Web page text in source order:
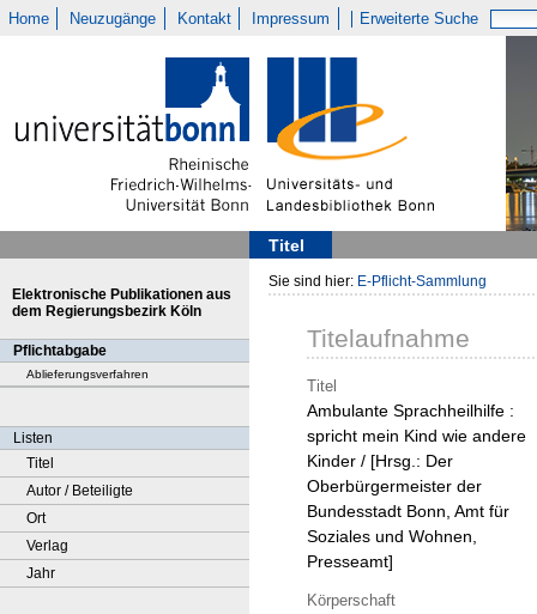
Home Neuzugänge Kontakt Impressum Erweiterte Suche
Titel
Elektronische Publikationen aus
dem Regierungsbezirk Köln
Pflichtabgabe
Ablieferungsverfahren
Listen
Titel
Autor / Beteiligte
Ort
Verlag
Jahr
Sie sind hier: E-Pflicht-Sammlung
Titelaufnahme
Titel
Ambulante Sprachheilhilfe :
spricht mein Kind wie andere
Kinder / [Hrsg.: Der
Oberbürgermeister der
Bundesstadt Bonn, Amt für
Soziales und Wohnen,
Presseamt]
Körperschaft